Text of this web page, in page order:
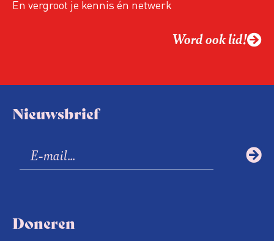
En vergroot je kennis én netwerk
Word ook lid!
Nieuwsbrief
Doneren